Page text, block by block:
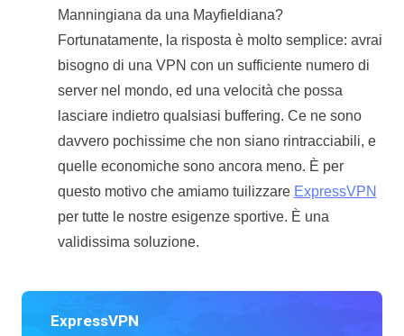
Manningiana da una Mayfieldiana?
Fortunatamente, la risposta è molto semplice: avrai
bisogno di una VPN con un sufficiente numero di
server nel mondo, ed una velocità che possa
lasciare indietro qualsiasi buffering. Ce ne sono
davvero pochissime che non siano rintracciabili, e
quelle economiche sono ancora meno. È per
questo motivo che amiamo tuilizzare ExpressVPN
per tutte le nostre esigenze sportive. È una
validissima soluzione.
ExpressVPN